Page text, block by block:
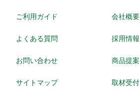
ご利用ガイド
よくある質問
お問い合わせ
サイトマップ
会社概要
採用情報
商品提案
取材受付